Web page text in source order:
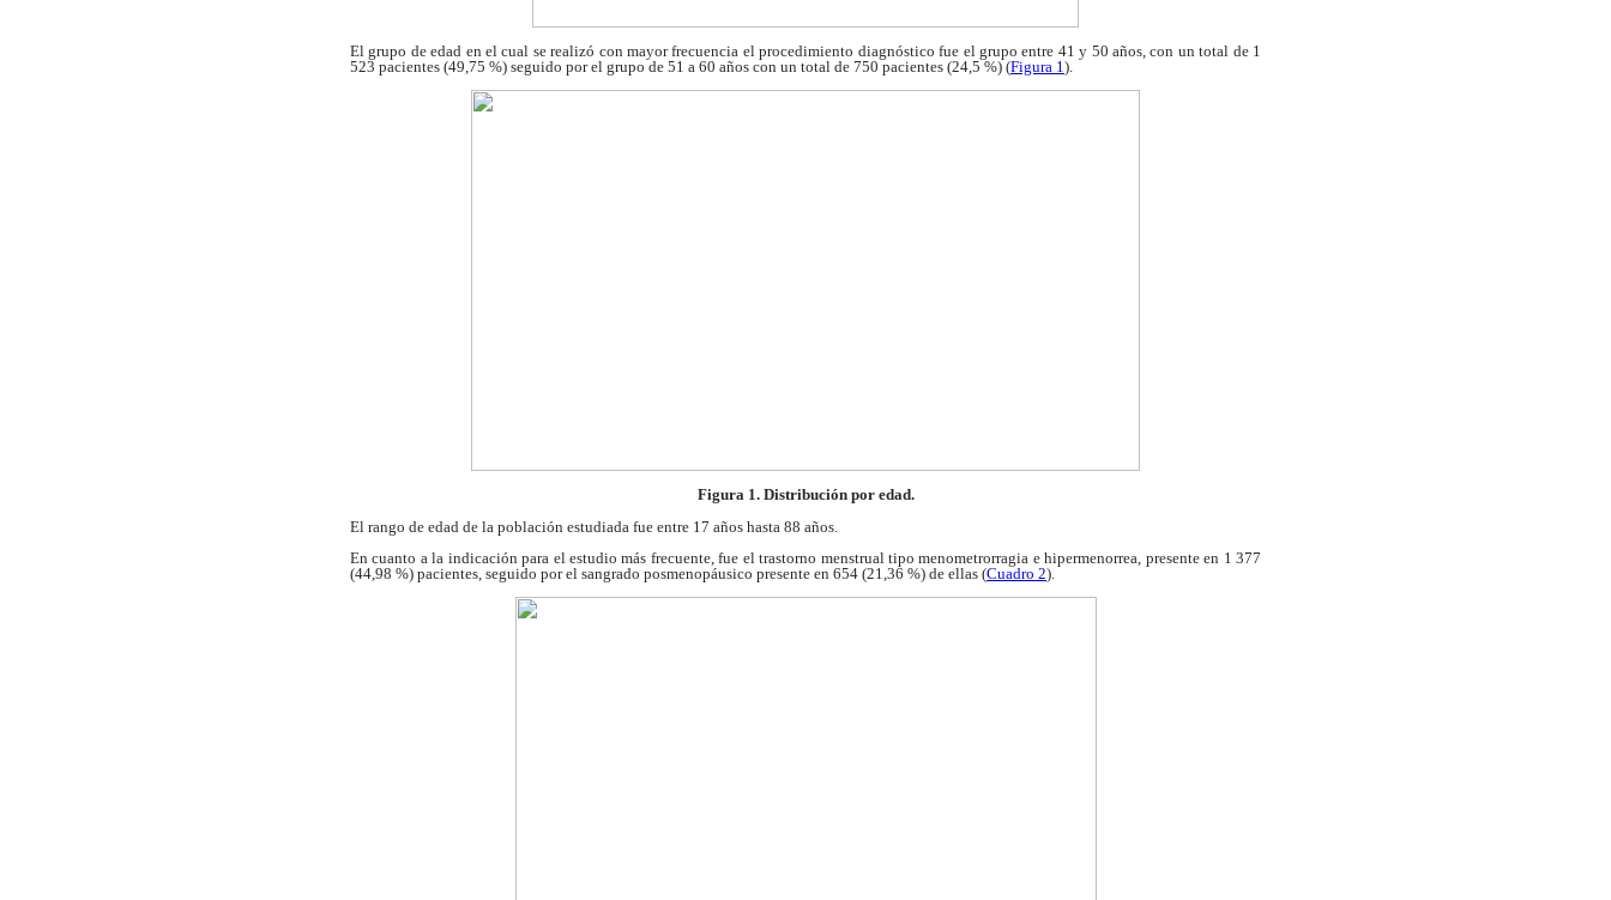
El grupo de edad en el cual se realizó con mayorfrecuencia el procedimiento diagnóstico fue el grupoentre 41 y 50 años, con un total de 1
523 pacientes (49,75 %) seguido por el grupo de 51 a 60 años con un total de 750 pacientes (24,5 %) (Figura 1 ).
Figura 1. Distribución por edad.
El rango de edad de la población estudiada fue entre 17 años hasta 88 años.
En cuanto a la indicación para el estudio más frecuente, fue el trastorno menstrual tipo menometrorragia e hipermenorrea, presente en 1 377
(44,98 %) pacientes, seguido por el sangrado posmenopáusico presente en 654 (21,36 %) de ellas (Cuadro 2).